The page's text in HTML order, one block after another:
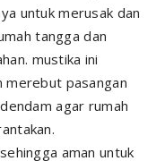
untuk merusak dan
tangga dan
mustika ini
merebut pasangan
agar rumah
aman untuk